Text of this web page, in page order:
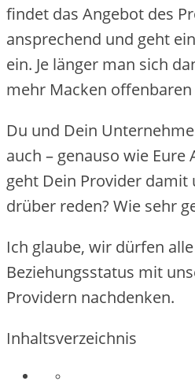
findet das Angebot des
ansprechend und geht
ein. Je länger man sich
mehr Macken
Du und Dein
auch – genauso wie
geht Dein Provider damit
drüber reden? Wie sehr
Ich glaube, wir dürfen
Beziehungsstatus mit
Providern nachdenken.
Inhaltsverzeichnis